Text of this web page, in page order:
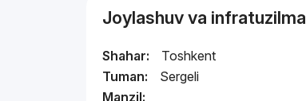
Joylashuv va infratuzilma
Shahar:
Toshkent
Tuman:
Sergeli
Manzil: